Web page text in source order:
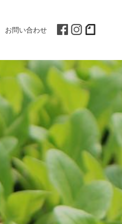
お問い合わせ